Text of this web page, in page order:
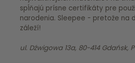
spĺňajú prísne certifikáty pre
narodenia. Sleepee - pretože na
záleží!
ul. Dźwigowa 13a, 80-414 Gdańsk,